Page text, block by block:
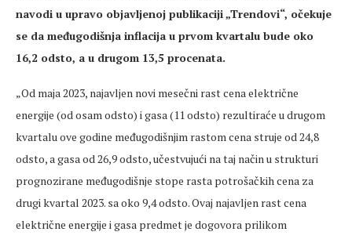
navodi u upravo objavljenoj publikaciji „Trendovi“, očekuje
se da međugodišnja inflacija u prvom kvartalu bude oko
16,2 odsto, a u drugom 13,5 procenata.
„Od maja 2023, najavljen novi mesečni rast cena električne
energije (od osam odsto) i gasa (11 odsto) rezultiraće u drugom
kvartalu ove godine međugodišnjim rastom cena struje od 24,8
odsto, a gasa od 26,9 odsto, učestvujući na taj način u strukturi
prognozirane međugodišnje stope rasta potrošačkih cena za
drugi kvartal 2023. sa oko 9,4 odsto. Ovaj najavljen rast cena
električne energije i gasa predmet je dogovora prilikom